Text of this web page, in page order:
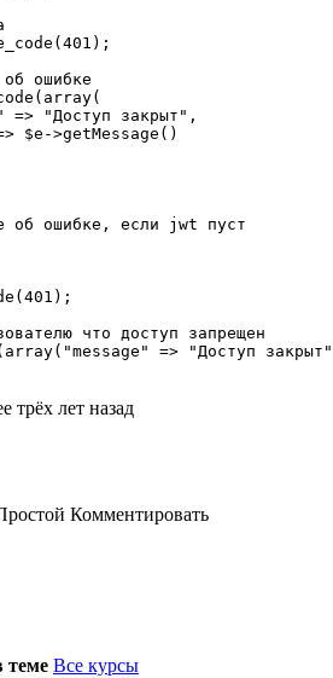
ошибке
=> "Доступ закрыт",
$e->getMessage()
об ошибке, если jwt пуст
что доступ запрещен
=> "Доступ
трёх лет назад
Комментировать
теме Все курсы